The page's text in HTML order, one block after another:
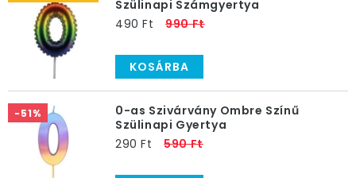
Szülinapi Számgyertya
490 Ft
990 Ft
KOSÁRBA
-51%
0-as Szivárvány Ombre Színű
Szülinapi Gyertya
290 Ft
590 Ft